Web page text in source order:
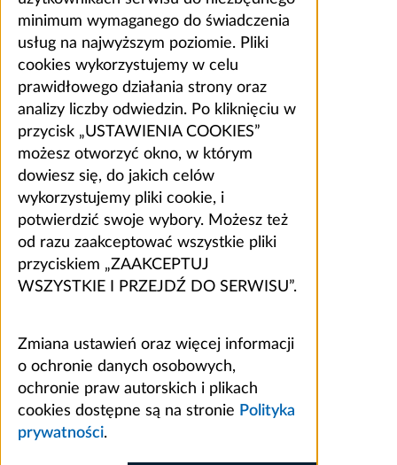
minimum wymaganego do świadczenia
usług na najwyższym poziomie. Pliki
cookies wykorzystujemy w celu
prawidłowego działania strony oraz
analizy liczby odwiedzin. Po kliknięciu w
przycisk „USTAWIENIA COOKIES”
możesz otworzyć okno, w którym
dowiesz się, do jakich celów
wykorzystujemy pliki cookie, i
potwierdzić swoje wybory. Możesz też
od razu zaakceptować wszystkie pliki
przyciskiem „ZAAKCEPTUJ
WSZYSTKIE I PRZEJDŹ DO SERWISU”.
Zmiana ustawień oraz więcej informacji
o ochronie danych osobowych,
ochronie praw autorskich i plikach
cookies dostępne są na stronie Polityka
prywatności.